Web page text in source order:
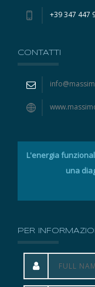
+39 347 447
CONTATTI
L'energia
una
PER